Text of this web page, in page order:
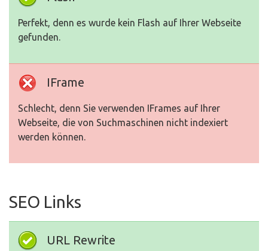
Perfekt, denn es wurde kein Flash auf Ihrer Webseite
gefunden.
IFrame
Schlecht, denn Sie verwenden IFrames auf Ihrer
Webseite, die von Suchmaschinen nicht indexiert
werden können.
SEO Links
URL Rewrite